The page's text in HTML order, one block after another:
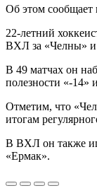
Об этом сообщает
22-летний
ВХЛ за «Челны» и
В 49 матчах он
полезности «-14»
Отметим, что
итогам
В ВХЛ он также
«Ермак».